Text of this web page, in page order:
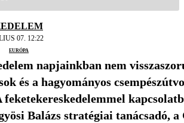
07. 12:22
Európa
napjainkban nem
és a hagyományos
feketekereskedelemmel
Balázs stratégiai tanácsadó,